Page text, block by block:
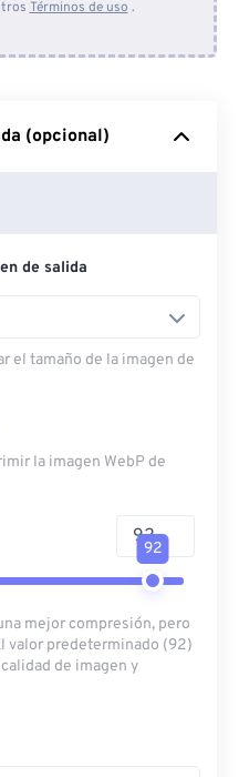
Drive
Términos de uso .
(opcional)
de salida
el tamaño de la imagen de
la imagen WebP de
92
mejor compresión, pero
valor predeterminado (92)
de imagen y